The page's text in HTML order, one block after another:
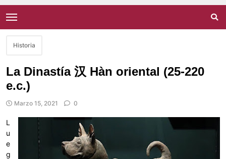
Historia
La Dinastía 汉 Hàn oriental (25-220
e.c.)
Marzo 15, 2021 0
L
u
e
g